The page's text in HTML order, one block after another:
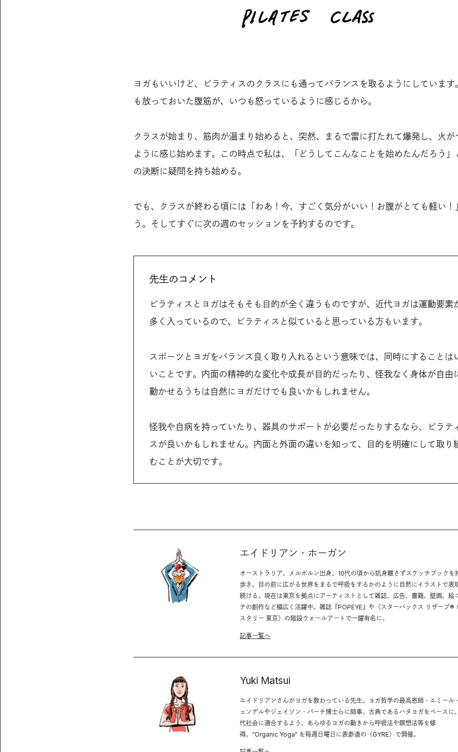
ヨガもいいけど、ピラティスのクラスにも通ってバランスを取るようにしています
も放っておいた腹筋が、いつも怒っているように感じるから。
クラスが始まり、筋肉が温まり始めると、突然、まるで雷に打たれて爆発し、火が
ように感じ始めます。この時点で私は、「どうしてこんなことを始めたんだろう」
の決断に疑問を持ち始める。
でも、クラスが終わる頃には「わあ！今、すごく気分がいい！お腹がとても軽い！
う。そしてすぐに次の週のセッションを予約するのです。
先生のコメント
ピラティスとヨガはそもそも目的が全く違うものですが、近代ヨガは運動要素
多く入っているので、ピラティスと似ていると思っている方もいます。
スポーツとヨガをバランス良く取り入れるという意味では、同時にすることは
いことです。内面の精神的な変化や成長が目的だったり、怪我なく身体が自由
動かせるうちは自然にヨガだけでも良いかもしれません。
怪我や自病を持っていたり、器具のサポートが必要だったりするなら、ピラテ
スが良いかもしれません。内面と外面の違いを知って、目的を明確にして取り
むことが大切です。
エイドリアン・ホーガン
オーストラリア、メルボルン出身。10代の頃から肌身離さずスケッチブックを
歩き、目の前に広がる世界をまるで呼吸をするかのように自然にイラストで表
続ける。現在は東京を拠点にアーティストとして雑誌、広告、書籍、壁画、絵
テの創作など幅広く活躍中。雑誌『POPEYE』や〈スターバックス リザーブ®
スタリー 東京〉の階段ウォールアートで一躍有名に。
記事一覧へ
Yuki Matsui
エイドリアンさんがヨガを教わっている先生。ヨガ哲学の最高恩師・エミール
ェンデルやジェイソン・バーチ博士らに師事。古典であるハタヨガをベースに
代社会に適合するよう、あらゆるヨガの動きから呼吸法や瞑想法等を修
得。“Organic Yoga" を毎週日曜日に表参道の〈GYRE〉で開催。